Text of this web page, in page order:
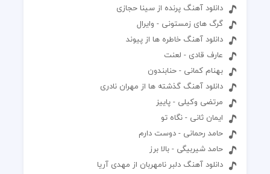
دانلود آهنگ پرنده از سینا حجازی
گرگ های زمستونی - وایرال
دانلود آهنگ خاطره ها از پیوند
عارف قادی - لعنت
بهنام کمانی - حنابندون
دانلود آهنگ گذشته ها از مهران نادری
مرتضی وکیلی - پاییز
ایمان ثانی - نگاه تو
حامد رحمانی - دوست دارم
حامد شیربیگی - بالا برز
دانلود آهنگ دلبر نامهربان از مهدی آریا